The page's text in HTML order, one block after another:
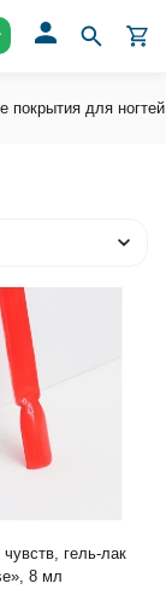
покрытия для ногтей
гель-лак
8 мл